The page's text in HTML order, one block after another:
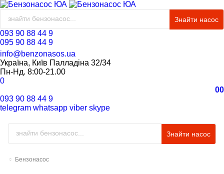
Знайти насос
093 90 88 44 9
095 90 88 44 9
info@benzonasos.ua
Україна, Київ Палладіна 32/34
Пн-Нд. 8:00-21.00
0
00
093 90 88 44 9
telegram whatsapp viber skype
Знайти насос
Бензонасос